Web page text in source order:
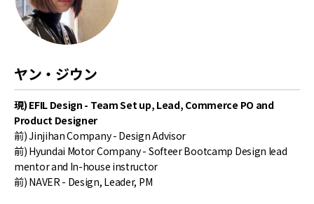
ヤン・ジウン
現) EFIL Design - Team Set up, Lead, Commerce PO and
Product Designer
前) Jinjihan Company - Design Advisor
前) Hyundai Motor Company - Softeer Bootcamp Design lead
mentor and In-house instructor
前) NAVER - Design, Leader, PM